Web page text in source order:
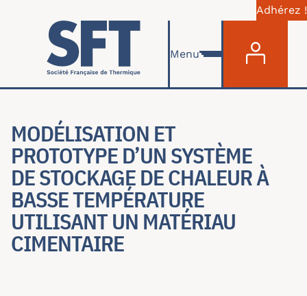
Aller au contenu principal
Adhérez !
Menu
MODÉLISATION ET
PROTOTYPE D’UN SYSTÈME
DE STOCKAGE DE CHALEUR À
BASSE TEMPÉRATURE
UTILISANT UN MATÉRIAU
CIMENTAIRE